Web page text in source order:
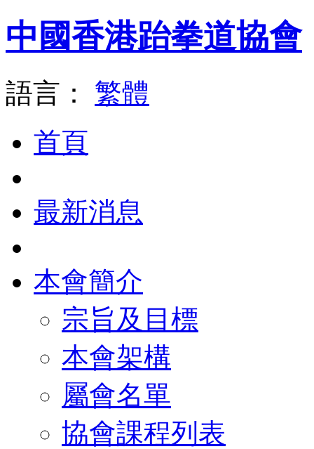
中國香港跆拳道協會
語言： 繁體
首頁
最新消息
本會簡介
宗旨及目標
本會架構
屬會名單
協會課程列表